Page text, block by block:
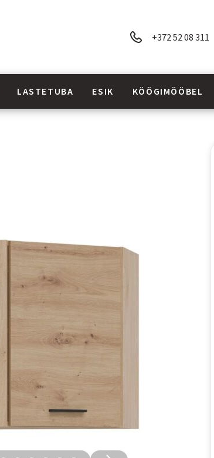
+372 52 08 311
LASTETUBA ESIK KÖÖGIMÖÖBEL